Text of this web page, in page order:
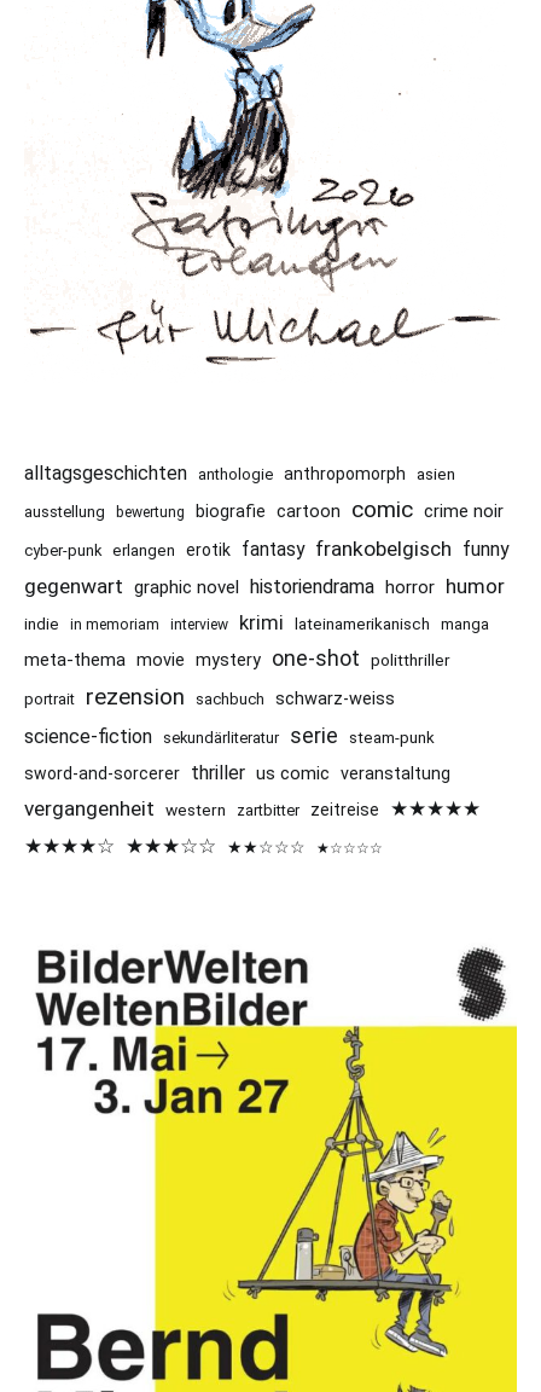
alltagsgeschichten anthologie anthropomorph asien
ausstellung bewertung biografie cartoon comic crime noir
cyber-punk erlangen erotik fantasy frankobelgisch funny
gegenwart graphic novel historiendrama horror humor
indie in memoriam interview krimi lateinamerikanisch manga
meta-thema movie mystery one-shot politthriller
portrait rezension sachbuch schwarz-weiss
science-fiction sekundärliteratur serie steam-punk
sword-and-sorcerer thriller us comic veranstaltung
vergangenheit western zartbitter zeitreise
★★★★★
★★★★☆ ★★★☆☆ ★★☆☆☆ ★☆☆☆☆